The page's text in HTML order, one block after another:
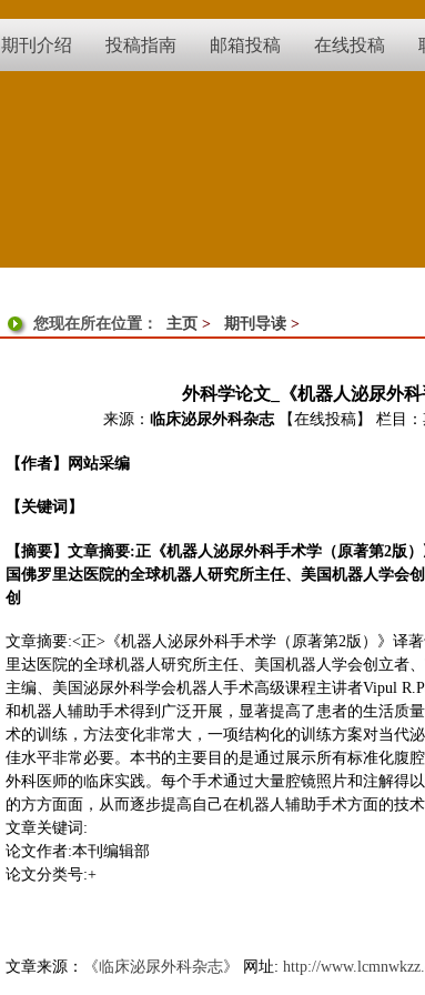
期刊介绍 投稿指南 邮箱投稿 在线投稿
您现在所在位置： 主页 > 期刊导读 >
外科学论文_《机器人泌尿外
来源： 临床泌尿外科杂志 【在线投稿】 栏目：
【作者】网站采编
【关键词】
【摘要】文章摘要:正《机器人泌尿外科手术学（原著第2版
国佛罗里达医院的全球机器人研究所主任、美国机器人学会
创
文章摘要:<正>《机器人泌尿外科手术学（原著第2版）》译
里达医院的全球机器人研究所主任、美国机器人学会创立者、
主编、美国泌尿外科学会机器人手术高级课程主讲者Vipul
和机器人辅助手术得到广泛开展，显著提高了患者的生活质
术的训练，方法变化非常大，一项结构化的训练方案对当代
佳水平非常必要。本书的主要目的是通过展示所有标准化腹
外科医师的临床实践。每个手术通过大量腔镜照片和注解得
的方方面面，从而逐步提高自己在机器人辅助手术方面的技术
文章关键词:
论文作者:本刊编辑部
论文分类号:+
文章来源： 《临床泌尿外科杂志》 网址: http://